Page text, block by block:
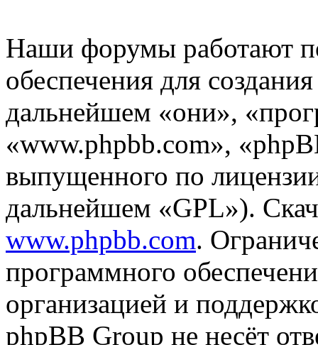
Наши форумы работают
обеспечения для
дальнейшем «они»,
«www.phpbb.com»,
выпущенного по
дальнейшем «GPL»).
www.phpbb.com.
программного
организацией и
phpBB Group не несёт